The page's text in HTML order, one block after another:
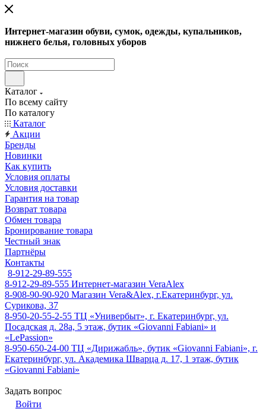
Интернет-магазин обуви, сумок, одежды, купальников,
нижнего белья, головных уборов
Каталог
По всему сайту
По каталогу
Каталог
Акции
Бренды
Новинки
Как купить
Условия оплаты
Условия доставки
Гарантия на товар
Возврат товара
Обмен товара
Бронирование товара
Честный знак
Партнёры
Контакты
8-912-29-89-555
8-912-29-89-555 Интернет-магазин VeraAlex
8-908-90-90-920 Магазин Vera&Alex, г.Екатеринбург, ул.
Сурикова, 37
8-950-20-55-2-55 ТЦ «Универбыт», г. Екатеринбург, ул.
Посадская д. 28а, 5 этаж, бутик «Giovanni Fabiani» и
«LePassion»
8-950-650-24-00 ТЦ «Дирижабль», бутик «Giovanni Fabiani», г.
Екатеринбург, ул. Академика Шварца д. 17, 1 этаж, бутик
«Giovanni Fabiani»
Задать вопрос
Войти